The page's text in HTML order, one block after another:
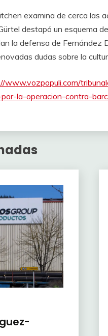
examina de cerca las
destapó un esquema
la defensa de Fernández
dudas sobre la
www.vozpopuli.com/
la-operacion-contra-